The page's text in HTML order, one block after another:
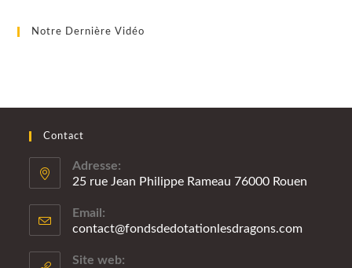
Notre Dernière Vidéo
Contact
Adresse:
25 rue Jean Philippe Rameau 76000 Rouen
Email:
contact@fondsdedotationlesdragons.com
Site web: